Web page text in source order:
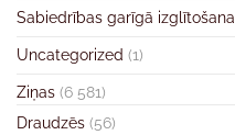
Sabiedrības garīgā izglītošana
Uncategorized (1)
Ziņas (6 581)
Draudzēs (56)